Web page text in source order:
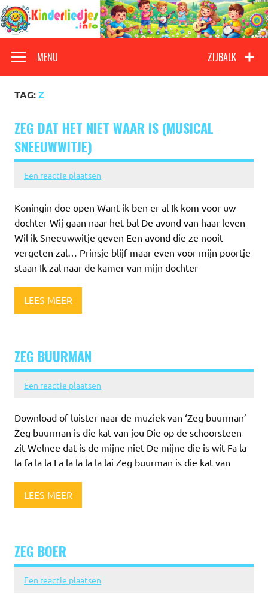
Doorgaan
naar
inhoud
Kinderliedjes
ZIJBALK
MENU
TAG:Z
ZEG DAT HET NIET WAAR IS (MUSICAL
SNEEUWWITJE)
Een reactie plaatsen
Koningin doe open Want ik ben er al Ik kom voor uw
dochter Wij gaan naar het bal De avond van haar leven
Wil ik Sneeuwwitje geven Een avond die ze nooit
vergeten zal… Prinsje blijf maar even voor mijn poortje
staan Ik zal naar de kamer van mijn dochter
LEES MEER
ZEG BUURMAN
Een reactie plaatsen
Download of luister naar de muziek van ‘Zeg buurman’
Zeg buurman is die kat van jou Die op de schoorsteen
zit Welnee dat is de mijne niet De mijne die is wit Fa la
la fa la la Fa la la la la lai Zeg buurman is die kat van
LEES MEER
ZEG BOER
Een reactie plaatsen